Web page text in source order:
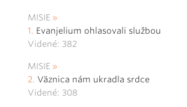
MISIE
Evanjelium ohlasovali službou
Videné: 382
MISIE
Väznica nám ukradla srdce
Videné: 308